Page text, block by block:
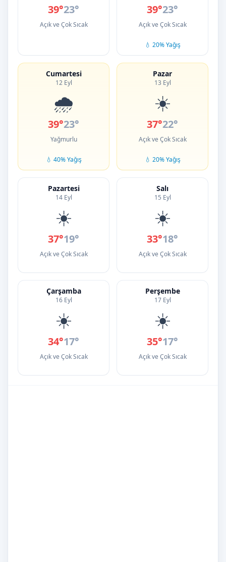
39°23°
Açık ve Çok Sıcak
39°23°
Açık ve Çok Sıcak
💧 20% Yağış
Cumartesi
12 Eyl
🌧️
39°23°
Yağmurlu
💧 40% Yağış
Pazar
13 Eyl
☀️
37°22°
Açık ve Çok Sıcak
💧 20% Yağış
Pazartesi
14 Eyl
☀️
37°19°
Açık ve Çok Sıcak
Salı
15 Eyl
☀️
33°18°
Açık ve Çok Sıcak
Çarşamba
16 Eyl
☀️
34°17°
Açık ve Çok Sıcak
Perşembe
17 Eyl
☀️
35°17°
Açık ve Çok Sıcak